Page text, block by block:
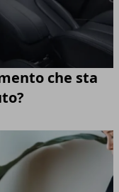
che sta